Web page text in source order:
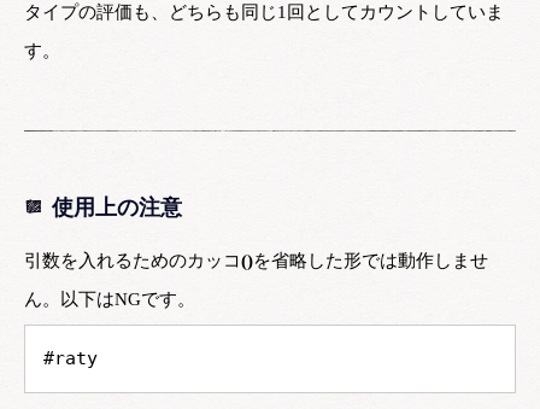
タイプの評価も、どちらも同じ1回としてカウントしていま
す。
使用上の注意
引数を入れるためのカッコ()を省略した形では動作しませ
ん。以下はNGです。
#raty